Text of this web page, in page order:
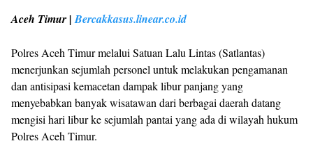
Aceh Timur |Bercakkasus.linear.co.id
Polres Aceh Timur melalui Satuan Lalu Lintas (Satlantas)
menerjunkan sejumlah personel untuk melakukan pengamanan
dan antisipasi kemacetan dampak libur panjang yang
menyebabkan banyak wisatawan dari berbagai daerah datang
mengisi hari libur ke sejumlah pantai yang ada di wilayah hukum
Polres Aceh Timur.